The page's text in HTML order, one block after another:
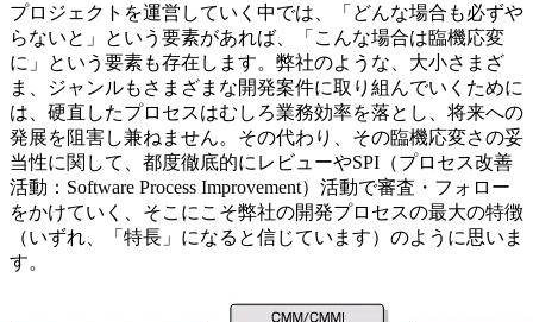
プロジェクトを運営していく中では、「どんな場合も必ずや
らないと」という要素があれば、「こんな場合は臨機応変
に」という要素も存在します。弊社のような、大小さまざ
ま、ジャンルもさまざまな開発案件に取り組んでいくために
は、硬直したプロセスはむしろ業務効率を落とし、将来への
発展を阻害し兼ねません。その代わり、その臨機応変さの妥
当性に関して、都度徹底的にレビューやSPI（プロセス改善
活動：Software Process Improvement）活動で審査・フォロー
をかけていく、そこにこそ弊社の開発プロセスの最大の特徴
（いずれ、「特長」になると信じています）のように思いま
す。